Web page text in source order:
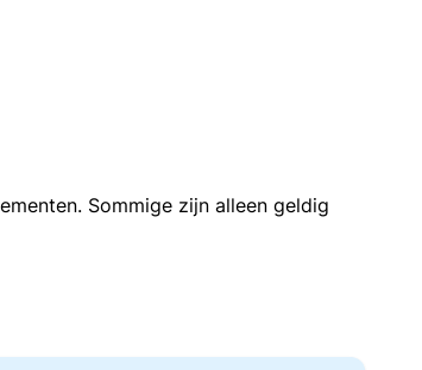
Sommige zijn alleen geldig